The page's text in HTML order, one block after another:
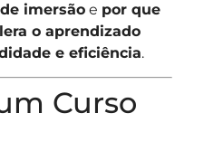
de imersãoe por que
o aprendizado
e eficiência.
Curso